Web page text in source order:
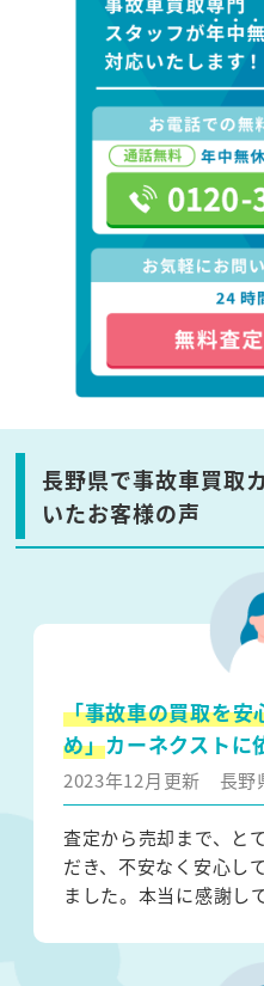
長野県で事故車買取
いたお客様の声
「事故車の買取を安
め」カーネクストに
2023年12月更新 長野
査定から売却まで、と
だき、不安なく安心し
ました。本当に感謝し